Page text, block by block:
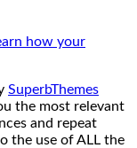
how your
SuperbThemes
the most relevant
and repeat
the use of ALL the